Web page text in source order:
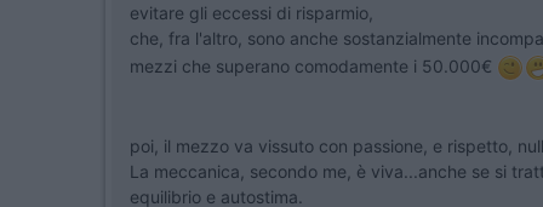
evitare gli eccessi di risparmio,
che, fra l'altro, sono anche sostanzialmente
mezzi che superano comodamente i 50.000€
poi, il mezzo va vissuto con passione, e rispetto,
La meccanica, secondo me, è viva...anche se si
equilibrio e autostima.